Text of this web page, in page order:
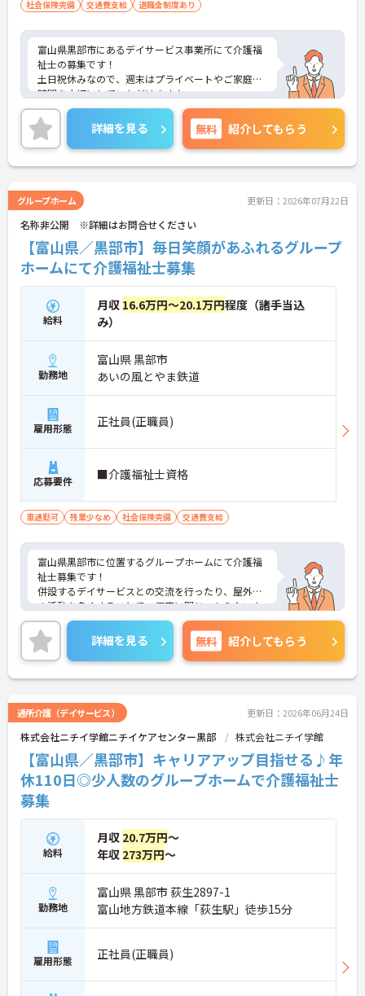
社会保険完備
交通費支給 退職金制度あり
富山県黒部市にあるデイサービス事業所にて介護福
祉士の募集です！
土日祝休みなので、週末はプライベートやご家庭の
時間を大切にしていただけます♪
詳細を見る 無料 紹介してもらう
グループホーム 更新日：2026年07月22日
名称非公開 ※詳細はお問合せください
【富山県／黒部市】毎日笑顔があふれるグループ
ホームにて介護福祉士募集
給料
月収 16.6万円～20.1万円程度（諸手当込
み）
勤務地
富山県 黒部市
あいの風とやま鉄道
雇用形態 正社員(正職員)
応募要件 ■介護福祉士資格
車通勤可 残業少なめ 社会保険完備 交通費支給
富山県黒部市に位置するグループホームにて介護福
祉士募集です！
併設するデイサービスとの交流を行ったり、屋外で
の活動を多くすることで、個室に閉じこもらないよ
うな環境作りを目指しています。
ご興味のある方には、面接対策ポイントなど、さら
に詳細をお話しいたしますので、お気軽にご相談く
ださい。
詳細を見る 無料 紹介してもらう
通所介護（デイサービス） 更新日：2026年06月24日
株式会社ニチイ学館ニチイケアセンター黒部 株式会社ニチイ学館
【富山県／黒部市】キャリアアップ目指せる♪年
休110日◎少人数のグループホームで介護福祉士
募集
給料
月収 20.7万円～
年収 273万円～
勤務地
富山県 黒部市 荻生2897-1
富山地方鉄道本線「荻生駅」徒歩15分
雇用形態 正社員(正職員)